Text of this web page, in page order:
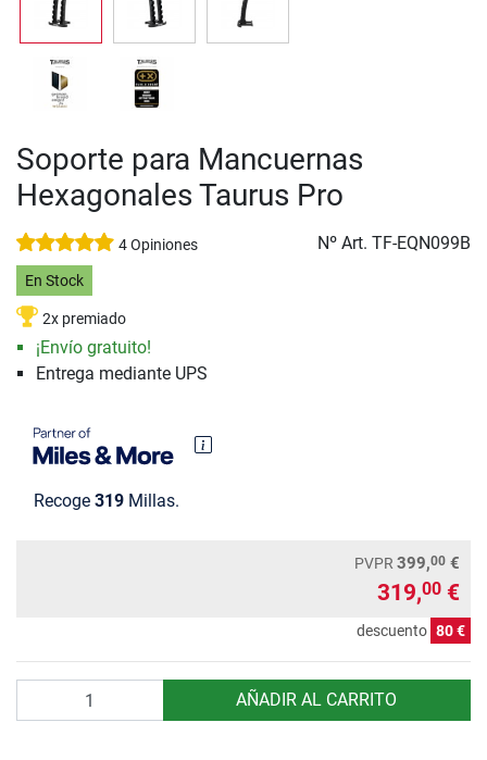
Soporte para Mancuernas
Hexagonales Taurus Pro
4 Opiniones Nº Art. TF-EQN099B
En Stock
2x premiado
¡Envío gratuito!
Entrega mediante UPS
Recoge 319 Millas.
PVPR 399,00 €
319,00 €
descuento 80 €
AÑADIR AL CARRITO